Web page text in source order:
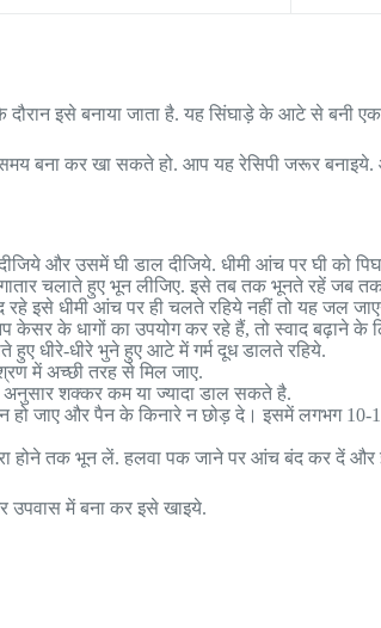
इसे बनाया जाता है. यह सिंघाड़े के आटे से बनी एक
बना कर खा सकते हो. आप यह रेसिपी जरूर
और उसमें घी डाल दीजिये. धीमी आंच पर घी को
चलाते हुए भून लीजिए. इसे तब तक भूनते रहें
इसे धीमी आंच पर ही चलते रहिये नहीं तो यह जल
के धागों का उपयोग कर रहे हैं, तो स्वाद बढ़ाने के
धीरे-धीरे भुने हुए आटे में गर्म दूध डालते रहिये.
में अच्छी तरह से मिल जाए.
शक्कर कम या ज्यादा डाल सकते है.
हो जाए और पैन के किनारे न छोड़ दे। इसमें लगभग
होने तक भून लें. हलवा पक जाने पर आंच बंद कर दें और
उपवास में बना कर इसे खाइये.